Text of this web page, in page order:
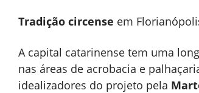
Tradição circense em
A capital catarinense tem uma
nas áreas de acrobacia e
idealizadores do projeto pela